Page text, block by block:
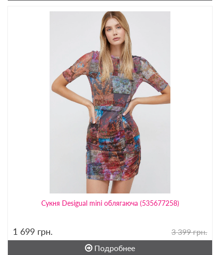
Сукня Desigual mini облягаюча (535677258)
1 699 грн.
3 399 грн.
Подробнее